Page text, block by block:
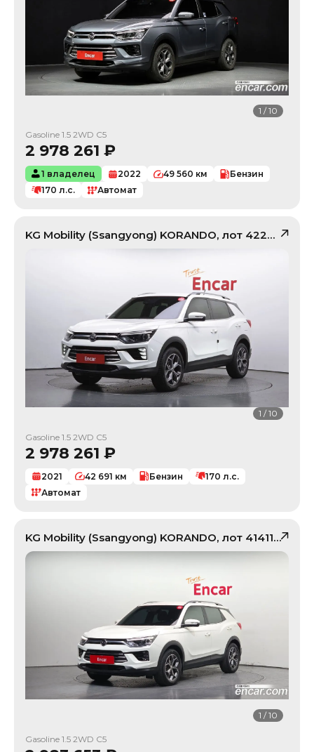
1 /10
Gasoline 1.5 2WD C5
2 978 261 ₽
1 владелец 2022 49 560 км
Бензин
170 л.с. Автомат
KG Mobility (Ssangyong) KORANDO, лот 42225240
1 /10
Gasoline 1.5 2WD C5
2 978 261 ₽
2021 42 691 км Бензин 170 л.с.
Автомат
KG Mobility (Ssangyong) KORANDO, лот 41411329
1 /10
Gasoline 1.5 2WD C5